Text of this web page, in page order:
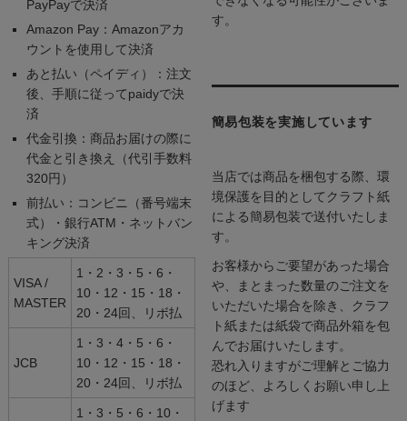
PayPayで決済
Amazon Pay：Amazonアカ
ウントを使用して決済
あと払い（ペイディ）：注文
後、手順に従ってpaidyで決
済
代金引換：商品お届けの際に
代金と引き換え（代引手数料
320円）
前払い：コンビニ（番号端末
式）・銀行ATM・ネットバン
キング決済
VISA /
MASTER
1・2・3・5・6・
10・12・15・18・
20・24回、リボ払
JCB
1・3・4・5・6・
10・12・15・18・
20・24回、リボ払
1・3・5・6・10・
す。
簡易包装を実施しています
当店では商品を梱包する際、環
境保護を目的としてクラフト紙
による簡易包装で送付いたしま
す。
お客様からご要望があった場合
や、まとまった数量のご注文を
いただいた場合を除き、クラフ
ト紙または紙袋で商品外箱を包
んでお届けいたします。
恐れ入りますがご理解とご協力
のほど、よろしくお願い申し上
げます